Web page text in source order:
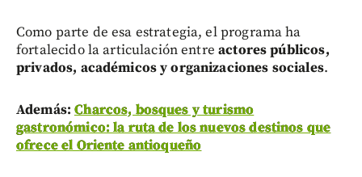
Como parte de esa estrategia, el programa ha
fortalecido la articulación entreactores públicos,
privados, académicos y organizaciones sociales.
Además:Charcos, bosques y turismo
gastronómico: la ruta de los nuevos destinos que
ofrece el Oriente antioqueño